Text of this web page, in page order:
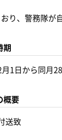
り、警務隊が
1日から同月
要
送致